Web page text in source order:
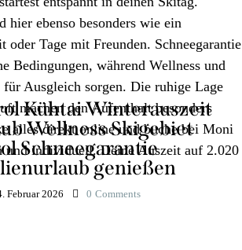
Kühtai Winterauszeit
Wellness Skigebiet
Schneegarantie
genießen
Februar 2026 0 Comments